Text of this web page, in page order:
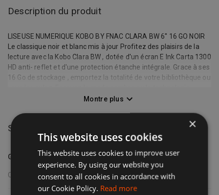
Description du produit
LISEUSE NUMERIQUE KOBO BY FNAC CLARA BW 6'' 16 GO NOIR
Le classique noir et blanc mis à jour Profitez des plaisirs de la
lecture avec la Kobo Clara BW , dotée d'un écran E Ink Carta 1300
HD anti- reflet et d'une protection étanche intégrale. Grace à ses
16 Go de stockage , emportez la totalité de votre bibliothèque ou
ComfortLight PRO , qui permet d'ajuster la luminosité et de
issu de déchets détournés des océans , la Kobo Clara BW
représente une meilleure manière d'améliorer votre expérience
de lecture. Atouts principaux : - Ecran E Ink Carta 1300 HD de 6
pouces anti-reflet ,avec un mode sombre et la possibilité de
tourner les pages plus vite - Etanche et ne craint pas les
éclaboussures inopinées - L'éclairage ComfortLight Pro réduit
l'exposition à la lumière bleue - Ecoutez vos livres audio Kobo
avec la technologie sans fil Bluetooth - Peut contenir jusqu'à
Montre plus
Spécifications du produit
Général
Couleur noir
×
This website uses cookies
This website uses cookies to improve user
experience. By using our website you
consent to all cookies in accordance with
our Cookie Policy. Read more